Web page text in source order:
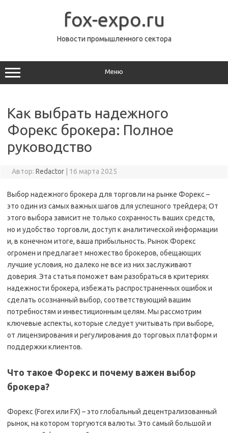
fox-expo.ru
Новости промышленного сектора
Меню
Как выбрать надежного
Форекс брокера: Полное
руководство
Автор: Redactor 16 марта 2025
Выбор надежного брокера для торговли на рынке Форекс –
это один из самых важных шагов для успешного трейдера; От
этого выбора зависит не только сохранность ваших средств,
но и удобство торговли, доступ к аналитической информации
и, в конечном итоге, ваша прибыльность. Рынок Форекс
огромен и предлагает множество брокеров, обещающих
лучшие условия, но далеко не все из них заслуживают
доверия. Эта статья поможет вам разобраться в критериях
надежности брокера, избежать распространенных ошибок и
сделать осознанный выбор, соответствующий вашим
потребностям и инвестиционным целям. Мы рассмотрим
ключевые аспекты, которые следует учитывать при выборе,
от лицензирования и регулирования до торговых платформ и
поддержки клиентов.
Что такое Форекс и почему важен выбор
брокера?
Форекс (Forex или FX) – это глобальный децентрализованный
рынок, на котором торгуются валюты. Это самый большой и